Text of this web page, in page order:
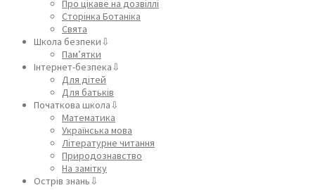
Про цікаве на дозвіллі
Сторінка Ботаніка
Свята
Школа безпеки⇩
Пам’ятки
Інтернет-безпека⇩
Для дітей
Для батьків
Початкова школа⇩
Математика
Українська мова
Літературне читання
Природознавство
На замітку
Острів знань⇩